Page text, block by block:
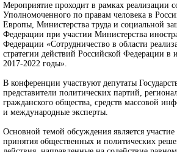
Мероприятие проходит в рамках реализации
Уполномоченного по правам человека в
Европы, Министерства труда и социальной
Федерации при участии Министерства
Федерации «Сотрудничество в области
стратегии действий Российской Федерации в
2017-2022 годы».
В конференции участвуют депутаты
представители политических партий,
гражданского общества, средств массовой
и международные эксперты.
Основной темой обсуждения является
принятия общественных и политических